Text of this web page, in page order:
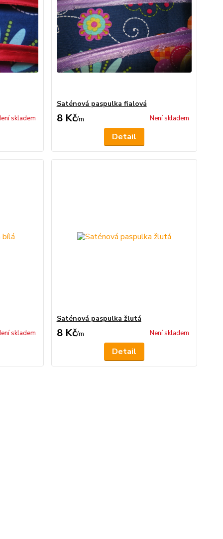
skladem
Saténová paspulka fialová
8 Kč/m Není skladem
Detail
skladem
Saténová paspulka žlutá
8 Kč/m Není skladem
Detail